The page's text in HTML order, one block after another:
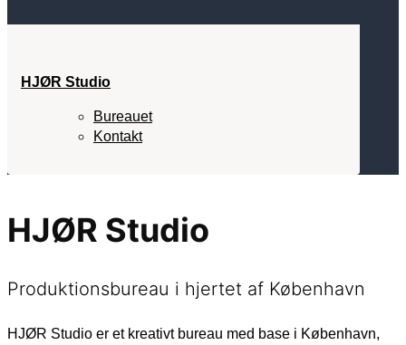
HJØR Studio
Bureauet
Kontakt
HJØR Studio
Produktionsbureau i hjertet af København
HJØR Studio er et kreativt bureau med base i København,